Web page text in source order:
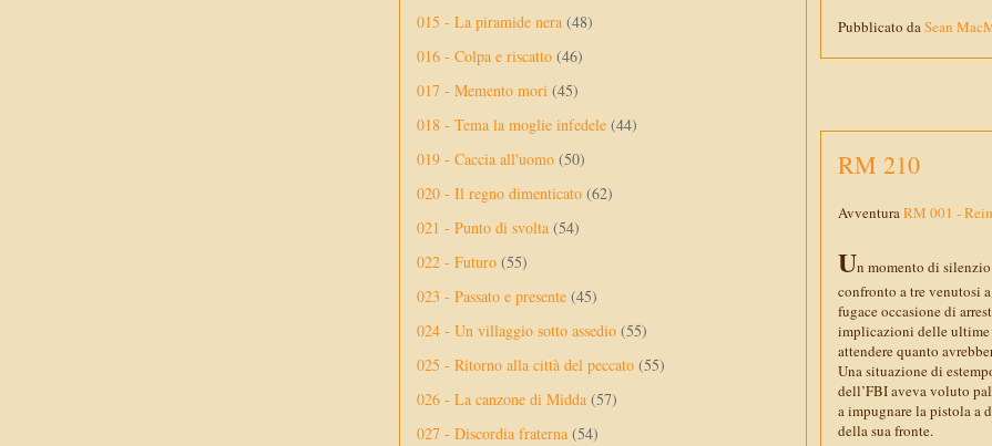
Pubblicato daSean
RM 210
AvventuraRM 001 -
Un momento di
confronto a tre venutosi
fugace occasione di
implicazioni delle ultime
attendere quanto
Una situazione di
dell’FBI aveva voluto
a impugnare la pistola a
della sua fronte.
015 - La piramide nera (48)
016 - Colpa e riscatto (46)
017 - Memento mori (45)
018 - Tema la moglie infedele (44)
019 - Caccia all'uomo (50)
020 - Il regno dimenticato (62)
021 - Punto di svolta (54)
022 - Futuro (55)
023 - Passato e presente (45)
024 - Un villaggio sotto assedio (55)
025 - Ritorno alla città del peccato (55)
026 - La canzone di Midda (57)
027 - Discordia fraterna (54)